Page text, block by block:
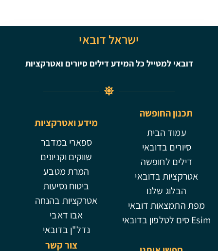
ישראל דובאי
דובאי למטייל כל המידע דילים סיורים ואטרקציות
תכנון החופשה
עמוד הבית
סיורים בדובאי
דילים לחופשה
אטרקציות בדובאי
הבלוג שלנו
מפת התמצאות דובאי
Esim סים לטלפון בדובאי
מידע ואטרקציות
ספארי במדבר
שווקים וקניונים
המרת מטבע
ביטוח נסיעות
אטרקציות בהנחה
אבו דאבי
נדל"ן בדובאי
צור קשר